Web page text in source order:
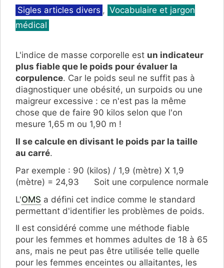
Catégories
Sigles articles divers , Vocabulaire et jargon
médical
L'indice de masse corporelle est un indicateur
plus fiable que le poids pour évaluer la
corpulence. Car le poids seul ne suffit pas à
diagnostiquer une obésité, un surpoids ou une
maigreur excessive : ce n'est pas la même
chose que de faire 90 kilos selon que l'on
mesure 1,65 m ou 1,90 m !
Il se calcule en divisant le poids par la taille
au carré.
Par exemple : 90 (kilos) / 1,9 (mètre) X 1,9
(mètre) = 24,93 Soit une corpulence normale
L'OMS a défini cet indice comme le standard
permettant d'identifier les problèmes de poids.
Il est considéré comme une méthode fiable
pour les femmes et hommes adultes de 18 à 65
ans, mais ne peut pas être utilisée telle quelle
pour les femmes enceintes ou allaitantes, les